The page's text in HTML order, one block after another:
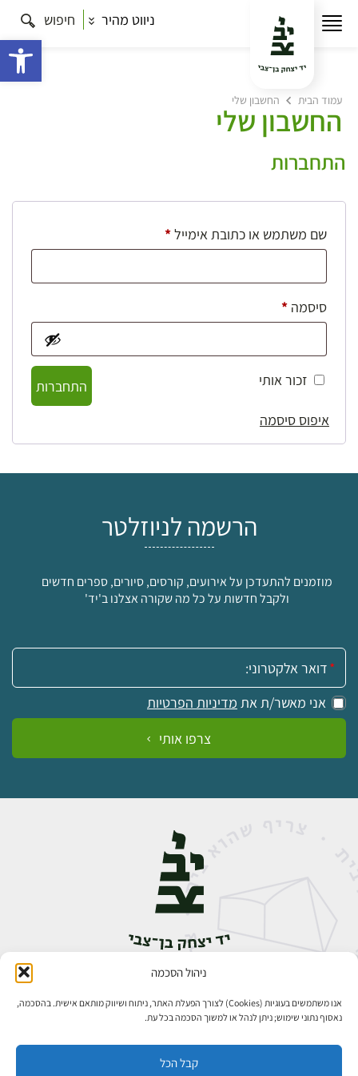
ניהול הסכמה
אנו משתמשים בעוגיות (Cookies) לצורך הפעלת האתר, ניתוח ושיווק מותאם אישית. בהסכמה,
נאסוף נתוני שימוש; ניתן לנהל או למשוך הסכמה בכל עת.
קבל הכל
ניווט מהיר חיפוש
עמוד הבית החשבון שלי
החשבון שלי
התחברות
שם משתמש או כתובת אימייל*חובה
סיסמה *חובה
זכור אותי
התחברות
איפוס סיסמה
הרשמה לניוזלטר
מוזמנים להתעדכן על אירועים, קורסים, סיורים, ספרים חדשים
ולקבל חדשות על כל מה שקורה אצלנו ב'יד'
אימייל:
אני מאשר/ת את מדיניות הפרטיות
צרפו אותי
אבן גבירול 14, רחביה, ירושלים